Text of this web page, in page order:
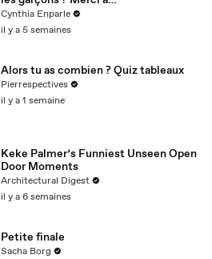
@studio_paillette prêt*
Cynthia Enparle
il y a 5 semaines
Alors tu as combien ? Quiz tableaux
Pierrespectives
il y a 1 semaine
Keke Palmer’s Funniest Unseen Open
Door Moments
Architectural Digest
il y a 6 semaines
Petite finale
Sacha Borg